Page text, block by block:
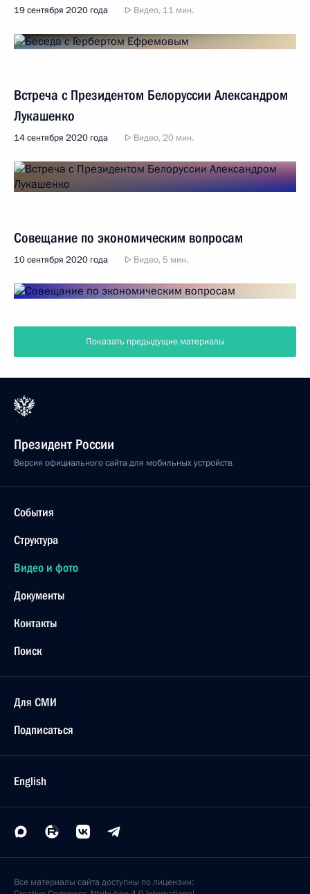
19 сентября 2020 года Видео, 11 мин.
Встреча с Президентом Белоруссии Александром
Лукашенко
14 сентября 2020 года Видео, 20 мин.
Совещание по экономическим вопросам
10 сентября 2020 года Видео, 5 мин.
Показать предыдущие материалы
Президент России
Версия официального сайта для мобильных устройств
События
Структура
Видео и фото
Документы
Контакты
Поиск
Для СМИ
Подписаться
English
Все материалы сайта доступны по лицензии: